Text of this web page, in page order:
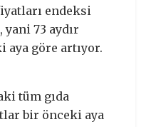
endeksi
yani 73 aydır
aya göre artıyor.
tüm gıda
bir önceki aya